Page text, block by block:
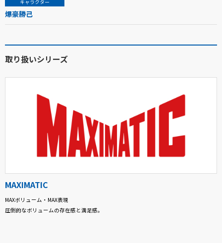
キャラクター
爆豪勝己
取り扱いシリーズ
MAXIMATIC
MAXボリューム・MAX表現
圧倒的なボリュームの存在感と満足感。